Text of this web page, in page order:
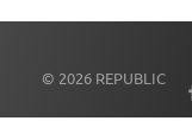
© 2026 REPUBLIC